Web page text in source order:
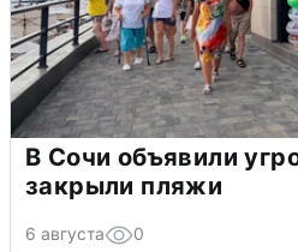
В Сочи объявили
закрыли пляжи
6 августа 0